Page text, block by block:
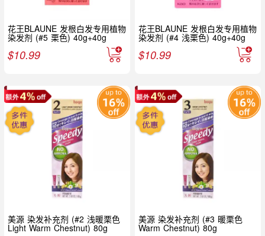
花王BLAUNE 发根白发专用植物
染发剂 (#5 栗色) 40g+40g
$10.99
花王BLAUNE 发根白发专用植物
染发剂 (#4 浅栗色) 40g+40g
$10.99
美源 染发补充剂 (#2 浅暖栗色
Light Warm Chestnut) 80g
美源 染发补充剂 (#3 暖栗色
Warm Chestnut) 80g